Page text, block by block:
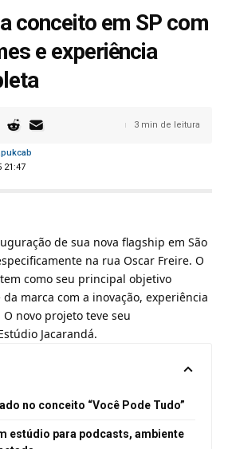
conceito em SP com
e experiência
21:47
3 min de leitura
de sua nova flagship em São
na rua Oscar Freire. O
como seu principal objetivo
marca com a inovação, experiência
novo projeto teve seu
Jacarandá.
no conceito “Você Pode Tudo”
estúdio para podcasts, ambiente